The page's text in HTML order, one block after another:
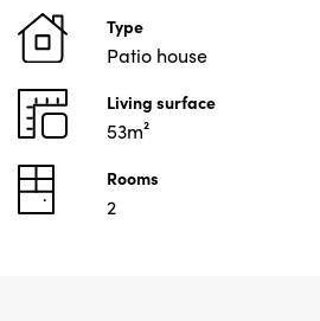
Type
Patio house
Living surface
53m²
Rooms
2